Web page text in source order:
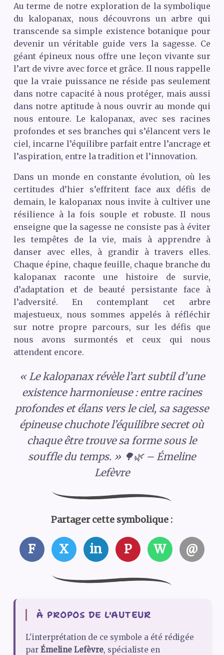
Au terme de notre exploration de la symbolique
du kalopanax, nous découvrons un arbre qui
transcende sa simple existence botanique pour
devenir un véritable guide vers la sagesse. Ce
géant épineux nous offre une leçon vivante sur
l’art de vivre avec force et grâce. Il nous rappelle
que la vraie puissance ne réside pas seulement
dans notre capacité à nous protéger, mais aussi
dans notre aptitude à nous ouvrir au monde qui
nous entoure. Le kalopanax, avec ses racines
profondes et ses branches qui s’élancent vers le
ciel, incarne l’équilibre parfait entre l’ancrage et
l’aspiration, entre la tradition et l’innovation.
Dans un monde en constante évolution, où les
certitudes d’hier s’effritent face aux défis de
demain, le kalopanax nous invite à cultiver une
résilience à la fois souple et robuste. Il nous
enseigne que la sagesse ne consiste pas à éviter
les tempêtes de la vie, mais à apprendre à
danser avec elles, à grandir à travers elles.
Chaque épine, chaque feuille, chaque branche du
kalopanax raconte une histoire de survie,
d’adaptation et de beauté persistante face à
l’adversité. En contemplant cet arbre
majestueux, nous sommes appelés à réfléchir
sur notre propre parcours, sur les défis que
nous avons surmontés et ceux qui nous
attendent encore.
« Le kalopanax révèle l’art subtil d’une
existence harmonieuse : entre racines
profondes et élans vers le ciel, sa sagesse
épineuse chuchote l’équilibre secret où
chaque être trouve sa forme sous le
souffle du temps. » 🌳🌿 – Émeline
Lefèvre
Partager cette symbolique :
F X in P W @
À PROPOS DE L'AUTEUR
L'interprétation de ce symbole a été rédigée
par Émeline Lefèvre, spécialiste en